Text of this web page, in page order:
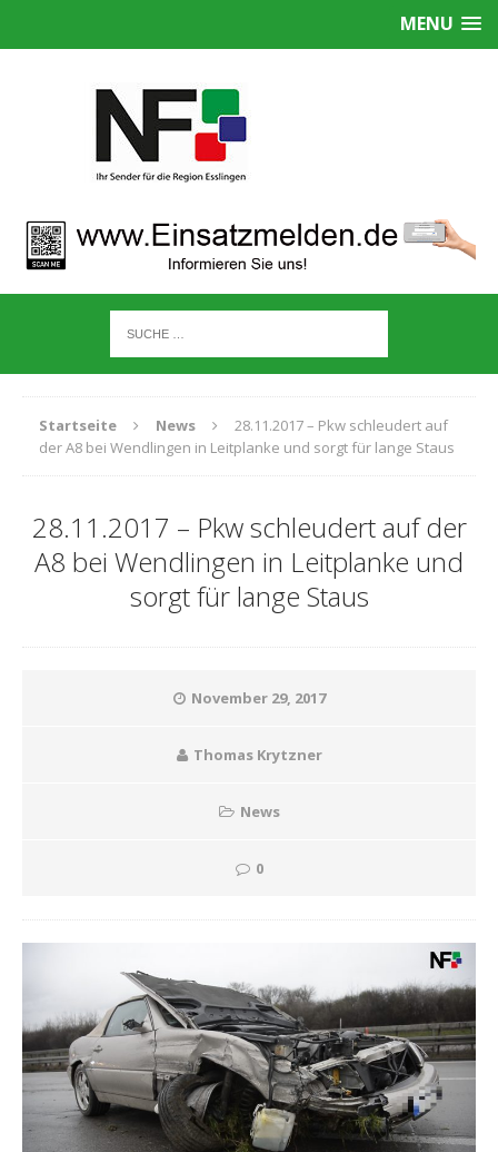
MENU
Startseite News
28.11.2017 – Pkw schleudert auf
der A8 bei Wendlingen in Leitplanke und sorgt für lange Staus
28.11.2017 – Pkw schleudert auf der
A8 bei Wendlingen in Leitplanke und
sorgt für lange Staus
November 29, 2017
Thomas Krytzner
News
0